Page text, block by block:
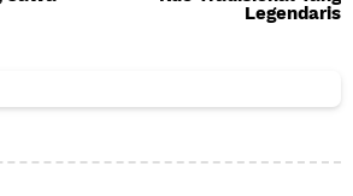
Legendaris